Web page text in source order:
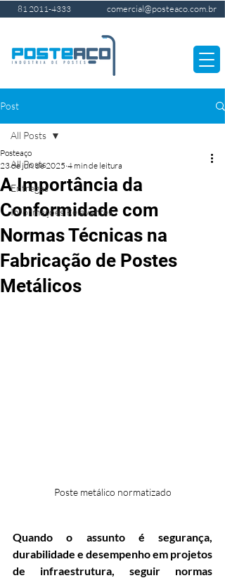
81 2011-4333 comercial@posteaco.com.br
Post
All Posts
Entregas
Informações Relevantes
All Posts
A Importância da
Conformidade com
Normas Técnicas na
Fabricação de Postes
Metálicos
Posteaço
23 de jun. de 2025 4 min de leitura
Poste metálico normatizado
Quando o assunto é segurança,
durabilidade e desempenho em projetos
de infraestrutura, seguir normas